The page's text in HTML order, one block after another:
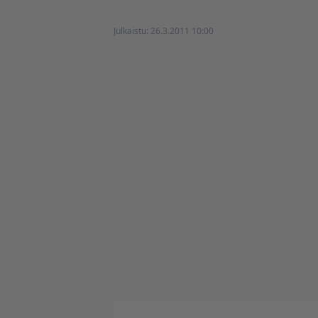
Julkaistu: 26.3.2011 10:00